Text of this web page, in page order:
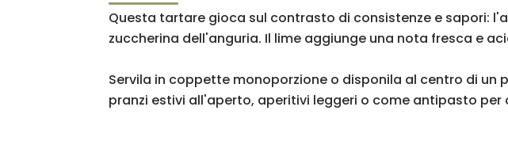
Questa tartare gioca sul contrasto di consistenze e sapori:
zuccherina dell'anguria. Il lime aggiunge una nota fresca e
Servila in coppette monoporzione o disponila al centro di
pranzi estivi all'aperto, aperitivi leggeri o come antipasto per